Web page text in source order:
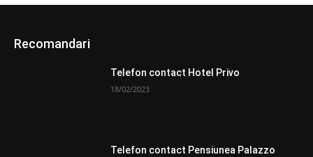
Recomandari
Telefon contact Hotel Privo
18/02/2023
Telefon contact Pensiunea Palazzo